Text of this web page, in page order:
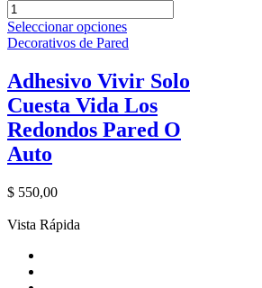
Seleccionar opciones
Decorativos de Pared
Adhesivo Vivir Solo
Cuesta Vida Los
Redondos Pared O
Auto
$ 550,00
Vista Rápida